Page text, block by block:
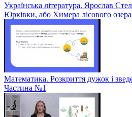
Українська література. Ярослав
Юрківки, або Химера лісового
Математика. Розкриття дужок і
Частина №1